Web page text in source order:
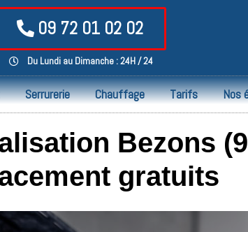
09 72 01 02 02
Du Lundi au Dimanche : 24H / 24
Serrurerie Chauffage Tarifs Nos
Bezons
gratuits